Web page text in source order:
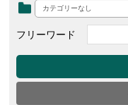
カテゴリーなし
フリーワード